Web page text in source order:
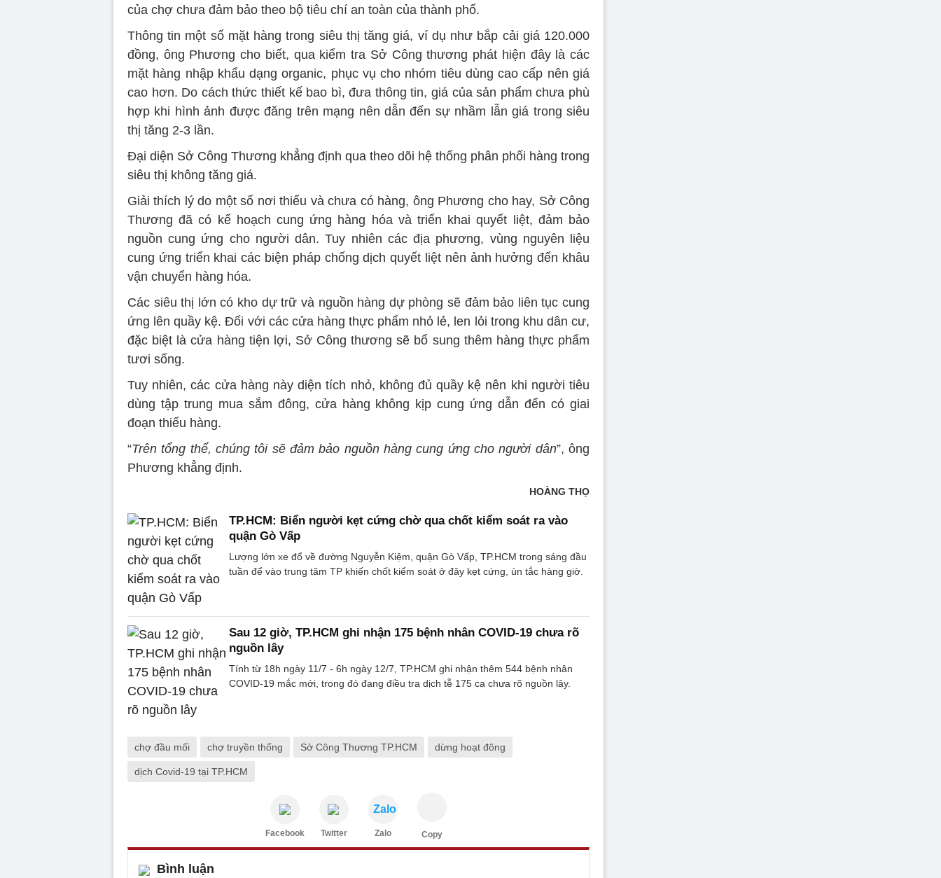
của chợ chưa đảm bảo theo bộ tiêu chí an toàn của thành phố.
Thông tin một số mặt hàng trong siêu thị tăng giá, ví dụ như bắp cải giá 120.000
đồng, ông Phương cho biết, qua kiểm tra Sở Công thương phát hiện đây là các
mặt hàng nhập khẩu dạng organic, phục vụ cho nhóm tiêu dùng cao cấp nên giá
cao hơn. Do cách thức thiết kế bao bì, đưa thông tin, giá của sản phẩm chưa phù
hợp khi hình ảnh được đăng trên mạng nên dẫn đến sự nhầm lẫn giá trong siêu
thị tăng 2-3 lần.
Đại diện Sở Công Thương khẳng định qua theo dõi hệ thống phân phối hàng trong
siêu thị không tăng giá.
Giải thích lý do một số nơi thiếu và chưa có hàng, ông Phương cho hay, Sở Công
Thương đã có kế hoạch cung ứng hàng hóa và triển khai quyết liệt, đảm bảo
nguồn cung ứng cho người dân. Tuy nhiên các địa phương, vùng nguyên liệu
cung ứng triển khai các biện pháp chống dịch quyết liệt nên ảnh hưởng đến khâu
vận chuyển hàng hóa.
Các siêu thị lớn có kho dự trữ và nguồn hàng dự phòng sẽ đảm bảo liên tục cung
ứng lên quầy kệ. Đối với các cửa hàng thực phẩm nhỏ lẻ, len lỏi trong khu dân cư,
đặc biệt là cửa hàng tiện lợi, Sở Công thương sẽ bổ sung thêm hàng thực phẩm
tươi sống.
Tuy nhiên, các cửa hàng này diện tích nhỏ, không đủ quầy kệ nên khi người tiêu
dùng tập trung mua sắm đông, cửa hàng không kịp cung ứng dẫn đến có giai
đoạn thiếu hàng.
“Trên tổng thể, chúng tôi sẽ đảm bảo nguồn hàng cung ứng cho người dân”, ông
Phương khẳng định.
HOÀNG THỌ
TP.HCM: Biển người kẹt cứng chờ qua chốt kiểm soát ra vào
quận Gò Vấp
Lượng lớn xe đổ về đường Nguyễn Kiệm, quận Gò Vấp, TP.HCM trong sáng đầu
tuần để vào trung tâm TP khiến chốt kiểm soát ở đây kẹt cứng, ùn tắc hàng giờ.
Sau 12 giờ, TP.HCM ghi nhận 175 bệnh nhân COVID-19 chưa rõ
nguồn lây
Tính từ 18h ngày 11/7 - 6h ngày 12/7, TP.HCM ghi nhận thêm 544 bệnh nhân
COVID-19 mắc mới, trong đó đang điều tra dịch tễ 175 ca chưa rõ nguồn lây.
chợ đầu mối chợ truyền thống Sở Công Thương TP.HCM dừng hoạt đông
dịch Covid-19 tại TP.HCM
Facebook Twitter
Zalo
Zalo Copy
Bình luận